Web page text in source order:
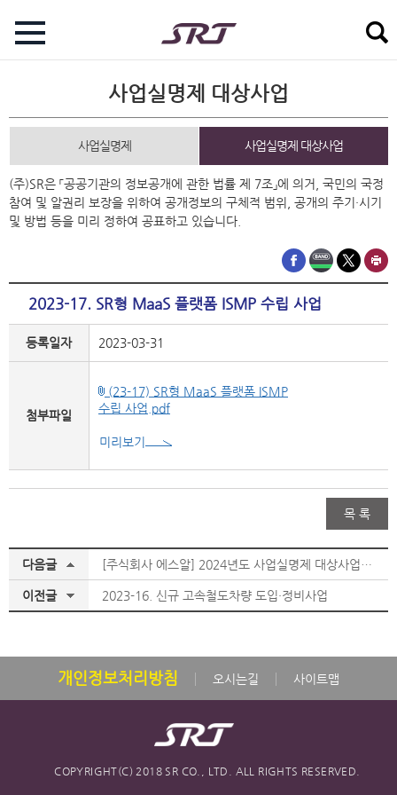
사업실명제 대상사업
사업실명제 사업실명제 대상사업
(주)SR은 「공공기관의 정보공개에 관한 법률 제 7조」에 의거, 국민의 국정
참여 및 알권리 보장을 위하여 공개정보의 구체적 범위, 공개의 주기·시기
및 방법 등을 미리 정하여 공표하고 있습니다.
2023-17. SR형 MaaS 플랫폼 ISMP 수립 사업
등록일자 2023-03-31
첨부파일
(23-17) SR형 MaaS 플랫폼 ISMP
수립 사업.pdf
미리보기
목 록
다음글 [주식회사 에스알] 2024년도 사업실명제 대상사업 선정 현황 첨부파일
이전글 2023-16. 신규 고속철도차량 도입·정비사업
개인정보처리방침 오시는길 사이트맵
COPYRIGHT(C) 2018 SR CO., LTD. ALL RIGHTS RESERVED.